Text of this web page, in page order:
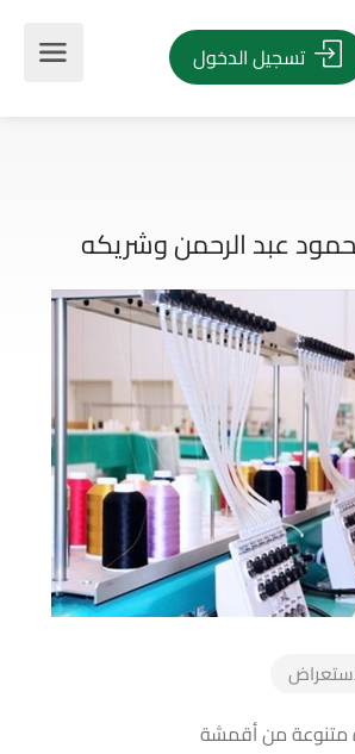
تسجيل الدخول
عبد الرحمن وشريكه
متنوعة من أقمشة